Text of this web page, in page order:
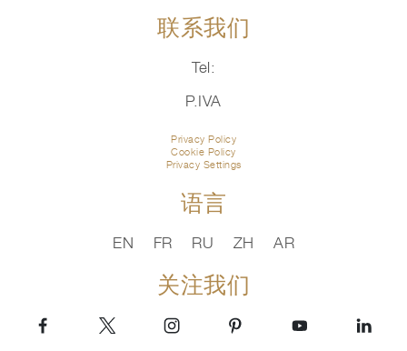
联系我们
Tel:
P.IVA
Privacy Policy
Cookie Policy
Privacy Settings
语言
EN FR RU ZH AR
关注我们